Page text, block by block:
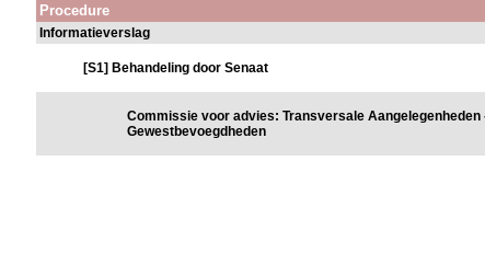
Procedure
Informatieverslag
[S1] Behandeling door Senaat
Commissie voor advies: Transversale Aangelegenheden
Gewestbevoegdheden